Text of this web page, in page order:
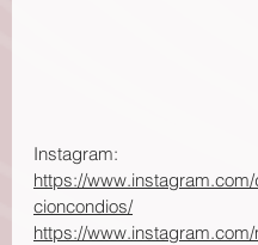
Instagram:
https://www.instagram.com/
cioncondios/
https://